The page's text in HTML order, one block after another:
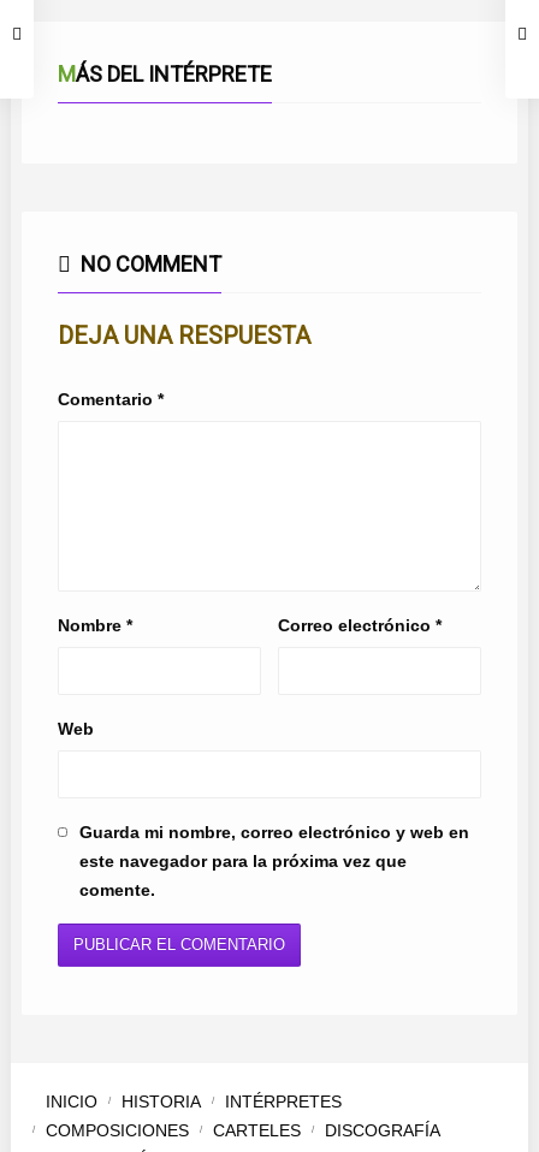
MÁS DEL INTÉRPRETE
NO COMMENT
DEJA UNA RESPUESTA
Comentario *
Nombre * Correo electrónico*
Web
Guarda mi nombre, correo electrónico y web en
este navegador para la próxima vez que
comente.
INICIO HISTORIA
INTÉRPRETES
COMPOSICIONES
CARTELES
DISCOGRAFÍA